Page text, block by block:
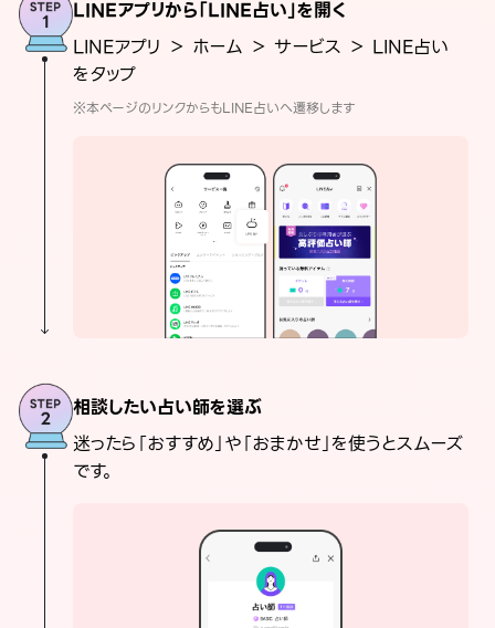
LINEアプリから「LINE占い」を開く
LINEアプリ ＞ ホーム ＞ サービス ＞ LINE占い
をタップ
※本ページのリンクからもLINE占いへ遷移します
相談したい占い師を選ぶ
迷ったら「おすすめ」や「おまかせ」を使うとスムーズ
です。